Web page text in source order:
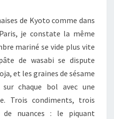
POKE
BOWL
de Kyoto comme dans
je constate la même
mariné se vide plus vite
de wasabi se dispute
et les graines de sésame
chaque bol avec une
Trois condiments, trois
nuances : le piquant